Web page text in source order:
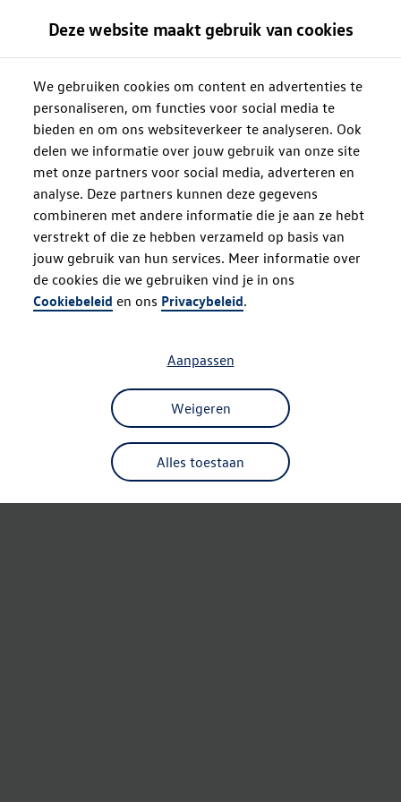
Deze website maakt gebruik van cookies
We gebruiken cookies om content en advertenties te
personaliseren, om functies voor social media te
bieden en om ons websiteverkeer te analyseren. Ook
delen we informatie over jouw gebruik van onze site
met onze partners voor social media, adverteren en
analyse. Deze partners kunnen deze gegevens
combineren met andere informatie die je aan ze hebt
verstrekt of die ze hebben verzameld op basis van
jouw gebruik van hun services. Meer informatie over
de cookies die we gebruiken vind je in ons
Cookiebeleid en ons Privacybeleid.
Alles toestaan
Weigeren
Aanpassen
Oops!
Something went wrong. Please try
refreshing the app
Refresh